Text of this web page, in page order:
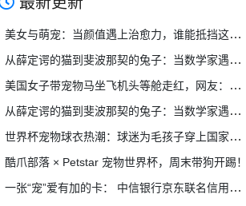
美女与萌宠：当颜值遇上治愈力，谁能抵挡这双重暴击？
从薛定谔的猫到斐波那契的兔子：当数学家遇上宠物，奇妙的事情发生了
美国女子带宠物马坐飞机头等舱走红，网友：这也行？！
从薛定谔的猫到斐波那契的兔子：当数学家遇上宠物，奇妙的事情发生了
世界杯宠物球衣热潮：球迷为毛孩子穿上国家队战袍，萌翻全网！
酷爪部落 × Petstar 宠物世界杯，周末带狗开踢！
一张“宠”爱有加的卡： 中信银行京东联名信用卡（宠物系列）温暖升级